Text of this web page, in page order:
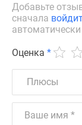
Добавьте
сначала
Оценка *